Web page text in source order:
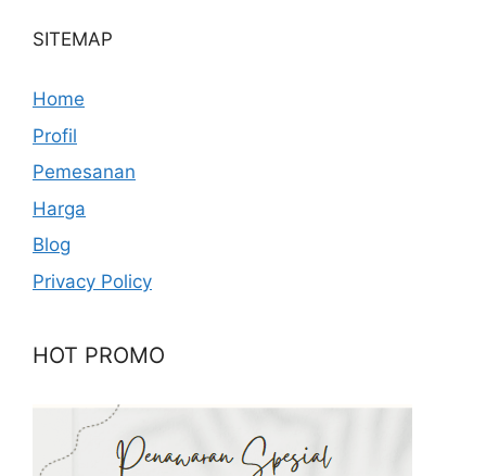
SITEMAP
Home
Profil
Pemesanan
Harga
Blog
Privacy Policy
HOT PROMO